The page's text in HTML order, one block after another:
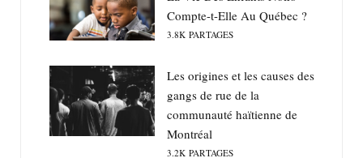
Compte-t-Elle Au Québec ?
3.8K PARTAGES
Les origines et les causes des
gangs de rue de la
communauté haïtienne de
Montréal
3.2K PARTAGES